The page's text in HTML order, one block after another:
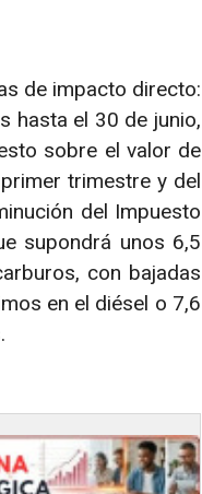
de impacto directo:
hasta el 30 de junio,
sobre el valor de
trimestre y del
del Impuesto
supondrá unos 6,5
con bajadas
en el diésel o 7,6